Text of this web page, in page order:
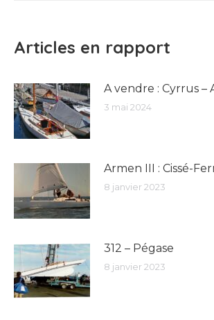
Articles en rapport
A vendre : Cyrrus –
3 mai 2024
Armen III : Cissé-
8 janvier 2023
312 – Pégase
8 janvier 2023